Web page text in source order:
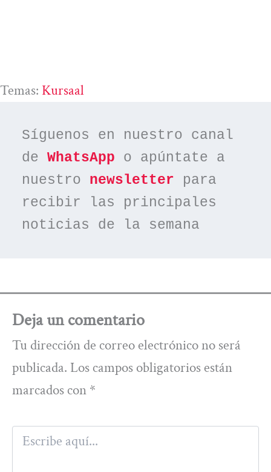
Temas: Kursaal
Síguenos en nuestro canal
de WhatsApp o apúntate a
nuestro newsletter para
recibir las principales
noticias de la semana
Deja un comentario
Tu dirección de correo electrónico no será
publicada. Los campos obligatorios están
marcados con *
aquí...